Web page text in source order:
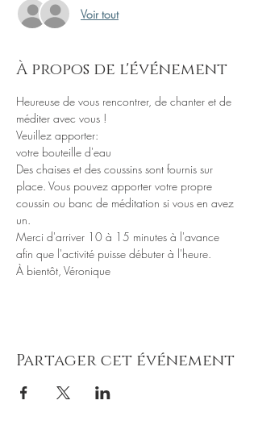
Voir tout
À propos de l'événement
Heureuse de vous rencontrer, de chanter et de
Veuillez apporter:
Des chaises et des coussins sont fournis sur
place. Vous pouvez apporter votre propre
coussin ou banc de méditation si vous en avez
Merci d'arriver 10 à 15 minutes à l'avance
À bientôt, Véronique
Partager cet événement